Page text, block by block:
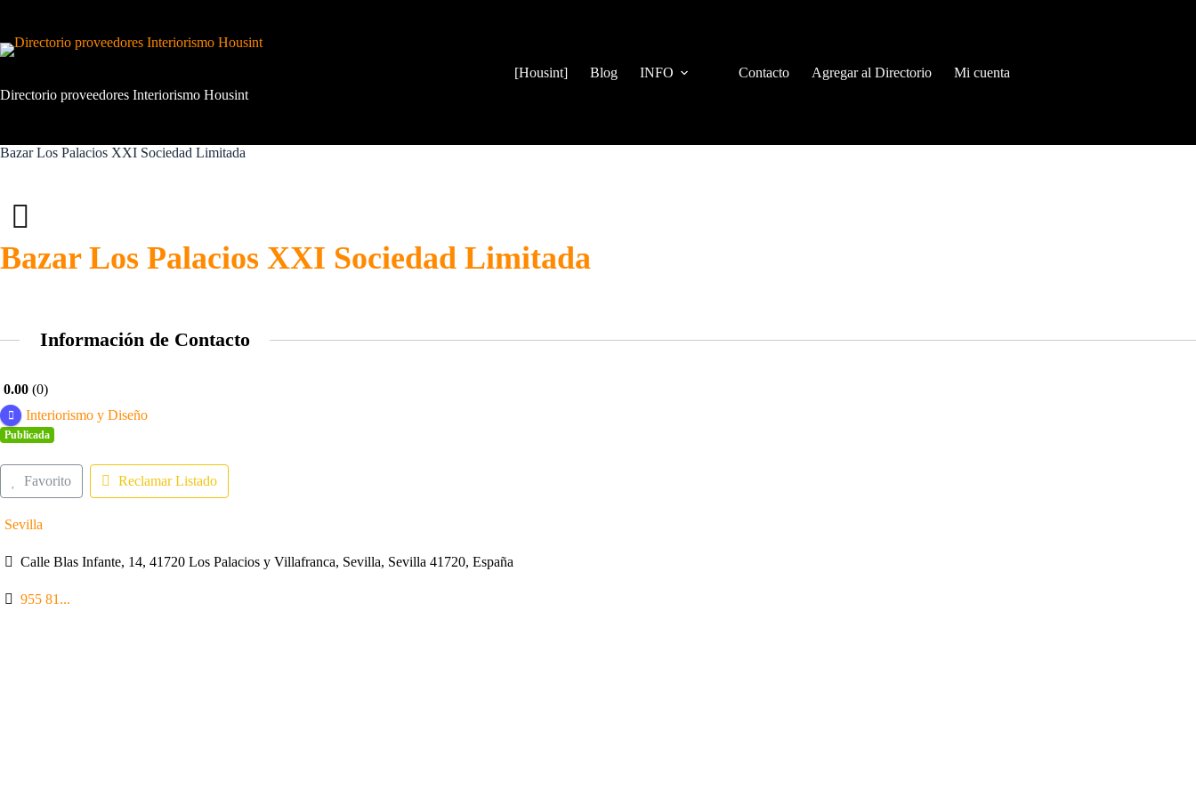
contenido
Directorio proveedores Interiorismo Housint
[Housint] Blog INFO Contacto Agregar al Directorio Mi cuenta
Bazar Los Palacios XXI Sociedad Limitada
Bazar Los Palacios XXI Sociedad Limitada
Información de Contacto
0.00 0
Interiorismo y Diseño
Publicada
Favorito Reclamar Listado
Sevilla
Calle Blas Infante, 14, 41720 Los Palacios y Villafranca, Sevilla, Sevilla 41720, España
955 81...